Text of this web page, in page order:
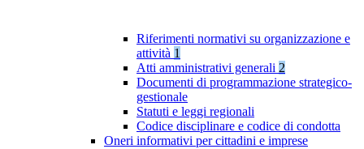
Riferimenti normativi su organizzazione e
attività 1
Atti amministrativi generali 2
Documenti di programmazione strategico-
gestionale
Statuti e leggi regionali
Codice disciplinare e codice di condotta
Oneri informativi per cittadini e imprese